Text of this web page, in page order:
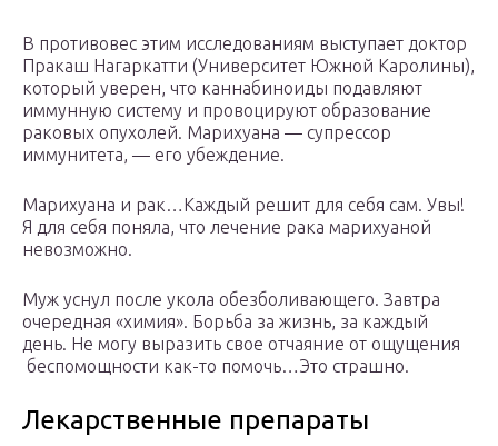
В противовес этим исследованиям выступает доктор
Пракаш Нагаркатти (Университет Южной Каролины),
который уверен, что каннабиноиды подавляют
иммунную систему и провоцируют образование
раковых опухолей. Марихуана — супрессор
иммунитета, — его убеждение.
Марихуана и рак…Каждый решит для себя сам. Увы!
Я для себя поняла, что лечение рака марихуаной
невозможно.
Муж уснул после укола обезболивающего. Завтра
очередная «химия». Борьба за жизнь, за каждый
день. Не могу выразить свое отчаяние от ощущения
беспомощности как-то помочь…Это страшно.
Лекарственные препараты